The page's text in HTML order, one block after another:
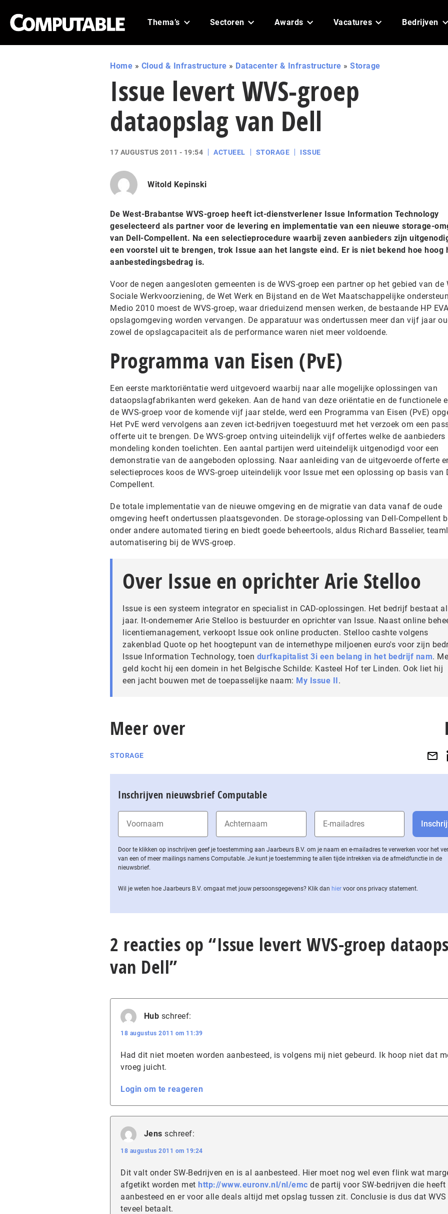
Thema’s Sectoren Awards Vacatures Bedrijven
Home » Cloud & Infrastructure » Datacenter & Infrastructure » Storage
Issue levert WVS-groep
dataopslag van Dell
17 AUGUSTUS 2011 - 19:54 ACTUEEL STORAGE ISSUE
Witold Kepinski
De West-Brabantse WVS-groep heeft ict-dienstverlener Issue Information Technology
geselecteerd als partner voor de levering en implementatie van een nieuwe storage-
van Dell-Compellent. Na een selectieprocedure waarbij zeven aanbieders zijn
een voorstel uit te brengen, trok Issue aan het langste eind. Er is niet bekend hoe hoog
aanbestedingsbedrag is.
Voor de negen aangesloten gemeenten is de WVS-groep een partner op het gebied van de
Sociale Werkvoorziening, de Wet Werk en Bijstand en de Wet Maatschappelijke
Medio 2010 moest de WVS-groep, waar drieduizend mensen werken, de bestaande HP
opslagomgeving worden vervangen. De apparatuur was ondertussen meer dan vijf jaar
zowel de opslagcapaciteit als de performance waren niet meer voldoende.
Programma van Eisen (PvE)
Een eerste marktoriëntatie werd uitgevoerd waarbij naar alle mogelijke oplossingen van
dataopslagfabrikanten werd gekeken. Aan de hand van deze oriëntatie en de functionele
de WVS-groep voor de komende vijf jaar stelde, werd een Programma van Eisen (PvE)
Het PvE werd vervolgens aan zeven ict-bedrijven toegestuurd met het verzoek om een
offerte uit te brengen. De WVS-groep ontving uiteindelijk vijf offertes welke de aanbieders
mondeling konden toelichten. Een aantal partijen werd uiteindelijk uitgenodigd voor een
demonstratie van de aangeboden oplossing. Naar aanleiding van de uitgevoerde offerte
selectieproces koos de WVS-groep uiteindelijk voor Issue met een oplossing op basis van
Compellent.
De totale implementatie van de nieuwe omgeving en de migratie van data vanaf de oude
omgeving heeft ondertussen plaatsgevonden. De storage-oplossing van Dell-Compellent
onder andere automated tiering en biedt goede beheertools, aldus Richard Basselier,
automatisering bij de WVS-groep.
Over Issue en oprichter Arie Stelloo
Issue is een systeem integrator en specialist in CAD-oplossingen. Het bedrijf bestaat
jaar. It-ondernemer Arie Stelloo is bestuurder en oprichter van Issue. Naast online
licentiemanagement, verkoopt Issue ook online producten. Stelloo cashte volgens
zakenblad Quote op het hoogtepunt van de internethype miljoenen euro's voor zijn
Issue Information Technology, toen durfkapitalist 3i een belang in het bedrijf nam.
geld kocht hij een domein in het Belgische Schilde: Kasteel Hof ter Linden. Ook liet hij
een jacht bouwen met de toepasselijke naam: My Issue II.
Meer over
STORAGE
Inschrijven nieuwsbrief Computable
Door te klikken op inschrijven geef je toestemming aan Jaarbeurs B.V. om je naam en e-mailadres te verwerken voor het
van een of meer mailings namens Computable. Je kunt je toestemming te allen tijde intrekken via de af­meld­func­tie in de
nieuwsbrief.
Wil je weten hoe Jaarbeurs B.V. omgaat met jouw per­soons­ge­ge­vens? Klik dan hier voor ons privacy statement.
2 reacties op “Issue levert WVS-groep
van Dell”
Hub schreef:
18 augustus 2011 om 11:39
Had dit niet moeten worden aanbesteed, is volgens mij niet gebeurd. Ik hoop niet dat
vroeg juicht.
Login om te reageren
Jens schreef:
18 augustus 2011 om 19:24
Dit valt onder SW-Bedrijven en is al aanbesteed. Hier moet nog wel even flink wat
afgetikt worden met http://www.euronv.nl/nl/emc de partij voor SW-bedrijven die heeft
aanbesteed en er voor alle deals altijd met opslag tussen zit. Conclusie is dus dat WVS
teveel betaalt.